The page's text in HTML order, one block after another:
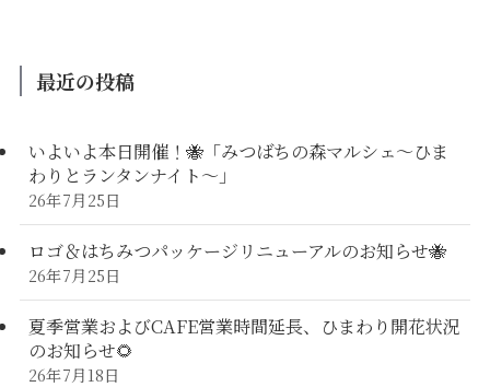
最近の投稿
いよいよ本日開催！🐝「みつばちの森マルシェ〜ひま
わりとランタンナイト〜」
26年7月25日
ロゴ＆はちみつパッケージリニューアルのお知らせ🐝
26年7月25日
夏季営業およびCAFE営業時間延長、ひまわり開花状況
のお知らせ🌻
26年7月18日